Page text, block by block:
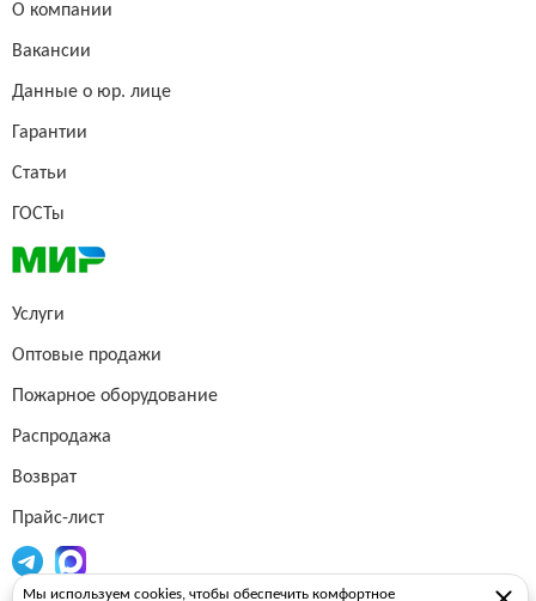
О компании
Вакансии
Данные о юр. лице
Гарантии
Статьи
ГОСТы
Услуги
Оптовые продажи
Пожарное оборудование
Распродажа
Возврат
Прайс-лист
Мы используем cookies, чтобы обеспечить комфортное